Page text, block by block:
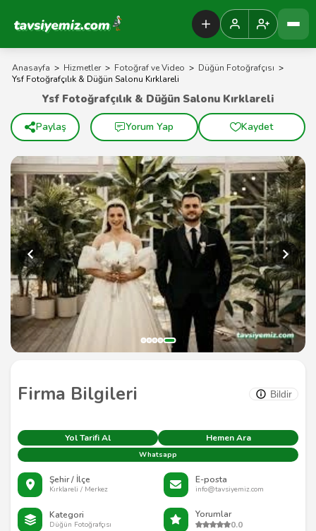
Tavsiyemiz Anasayfa
Anasayfa > Hizmetler > Fotoğraf ve Video > Düğün Fotoğrafçısı >
Ysf Fotoğrafçılık & Düğün Salonu Kırklareli
Firma Bilgileri Bildir
Yol Tarifi Al Hemen Ara
Whatsapp
Şehir / İlçe
Kırklareli / Merkez
E-posta
info@tavsiyemiz.com
Kategori
Düğün Fotoğrafçısı
Yorumlar
0.0
Ysf Fotoğrafçılık & Düğün Salonu Kırklareli
Paylaş Yorum Yap Kaydet